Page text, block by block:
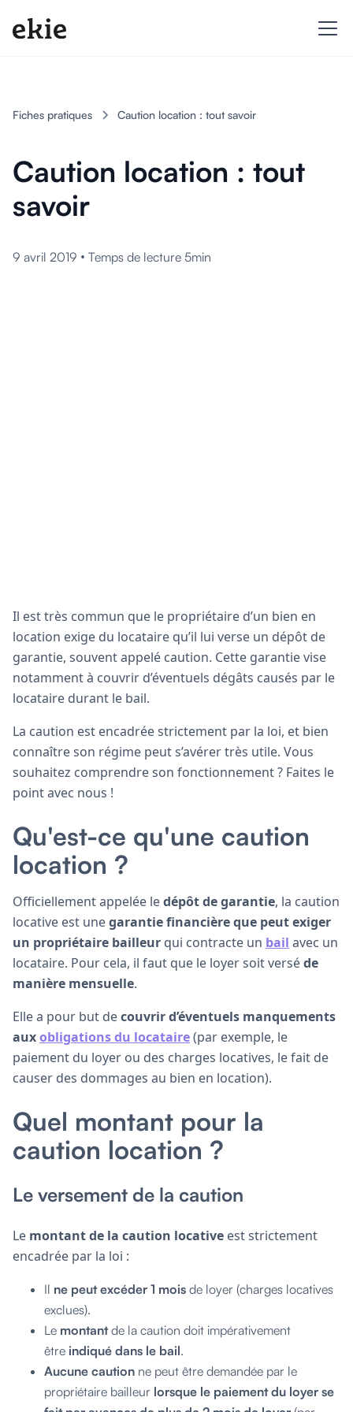
Fiches pratiques Caution location : tout savoir
Caution location : tout
savoir
9 avril 2019 • Temps de lecture 5min
Il est très commun que le propriétaire d’un bien en
location exige du locataire qu’il lui verse un dépôt de
garantie, souvent appelé caution. Cette garantie vise
notamment à couvrir d’éventuels dégâts causés par le
locataire durant le bail.
La caution est encadrée strictement par la loi, et bien
connaître son régime peut s’avérer très utile. Vous
souhaitez comprendre son fonctionnement ? Faites le
point avec nous !
Qu'est-ce qu'une caution
location ?
Officiellement appelée ledépôt de garantie, la caution
locative est unegarantie financière que peut exiger
un propriétaire bailleur qui contracte un bail avec un
locataire. Pour cela, il faut que le loyer soit verséde
manière mensuelle.
Elle a pour but decouvrir d’éventuels manquements
auxobligations du locataire(par exemple, le
paiement du loyer ou des charges locatives, le fait de
causer des dommages au bien en location).
Quel montant pour la
caution location ?
Le versement de la caution
Le montant de la caution locative est strictement
encadrée par la loi :
Il ne peut excéder 1 mois de loyer (charges locatives
exclues).
Le montantde la caution doit impérativement
être indiqué dans le bail.
Aucune caution ne peut être demandée par le
propriétaire bailleur lorsque le paiement du loyer se